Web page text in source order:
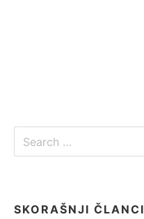
Search
for:
SKORAŠNJI ČLANCI